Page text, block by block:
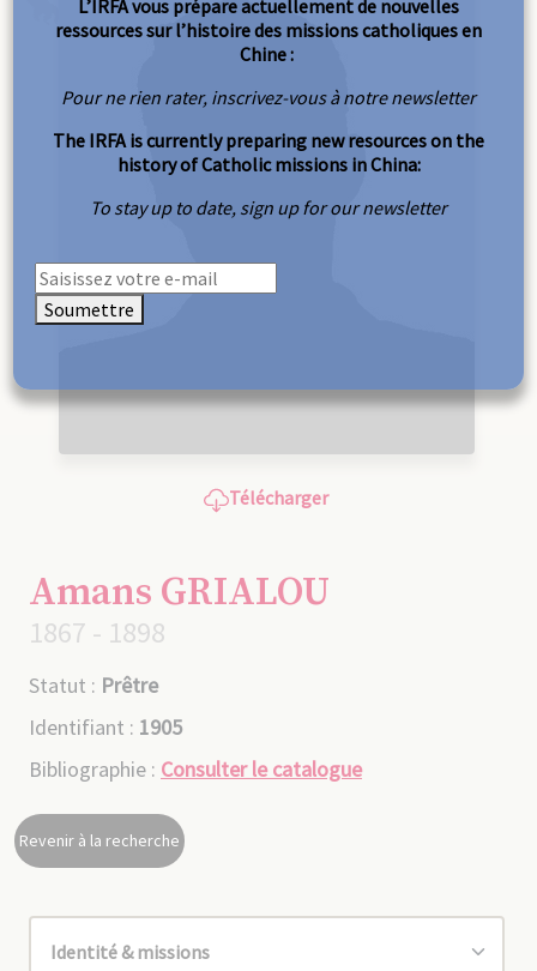
Télécharger
Amans GRIALOU
1867 - 1898
Statut : Prêtre
Identifiant : 1905
Bibliographie : Consulter le catalogue
Revenir à la recherche
L’IRFA vous prépare actuellement de nouvelles
ressources sur l’histoire des missions catholiques en
Chine :
Pour ne rien rater, inscrivez-vous à notre newsletter
The IRFA is currently preparing new resources on the
history of Catholic missions in China:
To stay up to date, sign up for our newsletter
Soumettre